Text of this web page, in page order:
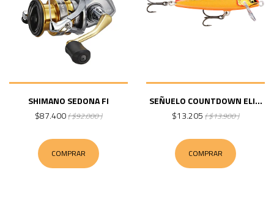
SHIMANO SEDONA FI
$87.400( $92.000 )
COMPRAR
SEÑUELO COUNTDOWN ELI...
$13.205 ( $13.900 )
COMPRAR